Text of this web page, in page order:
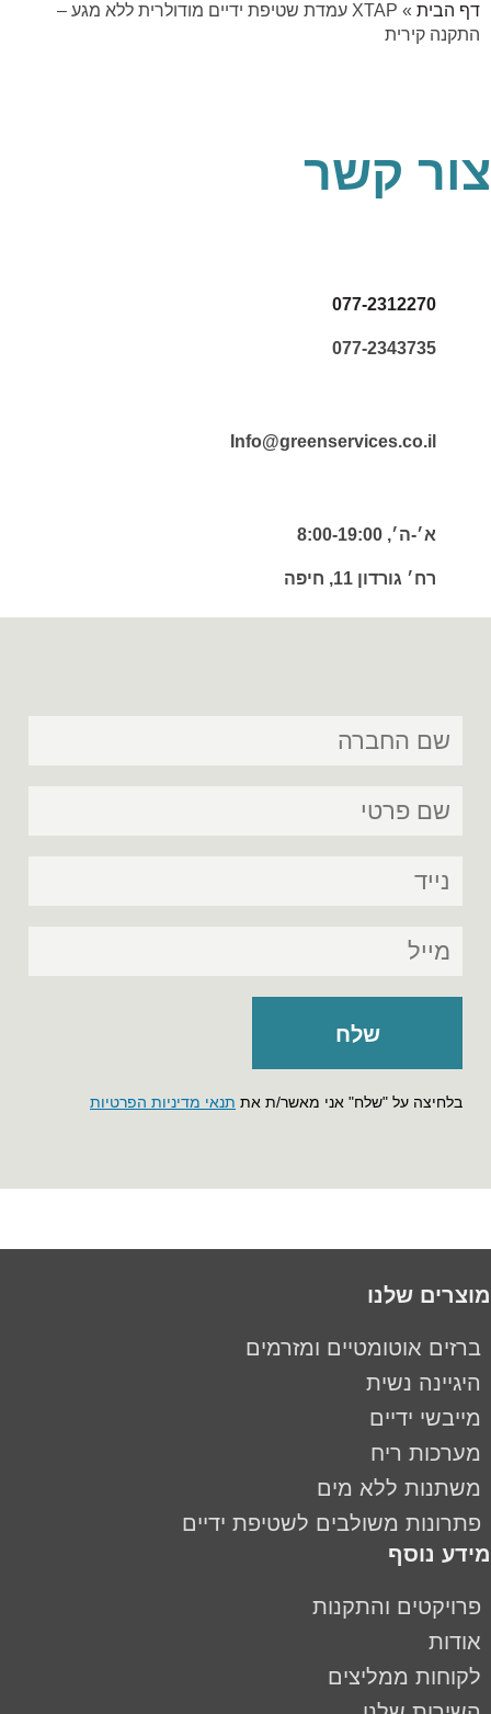
דף הבית »
XTAP עמדת שטיפת ידיים מודולרית ללא מגע –
התקנה קירית
צור קשר
077-2312270
077-2343735
Info@greenservices.co.il
א׳-ה׳, 8:00-19:00
רח׳ גורדון 11, חיפה
בלחיצה על "שלח" אני מאשר/ת את תנאי מדיניות הפרטיות
מוצרים שלנו
ברזים אוטומטיים ומזרמים
היגיינה נשית
מייבשי ידיים
מערכות ריח
משתנות ללא מים
פתרונות משולבים לשטיפת ידיים
מידע נוסף
פרויקטים והתקנות
אודות
לקוחות ממליצים